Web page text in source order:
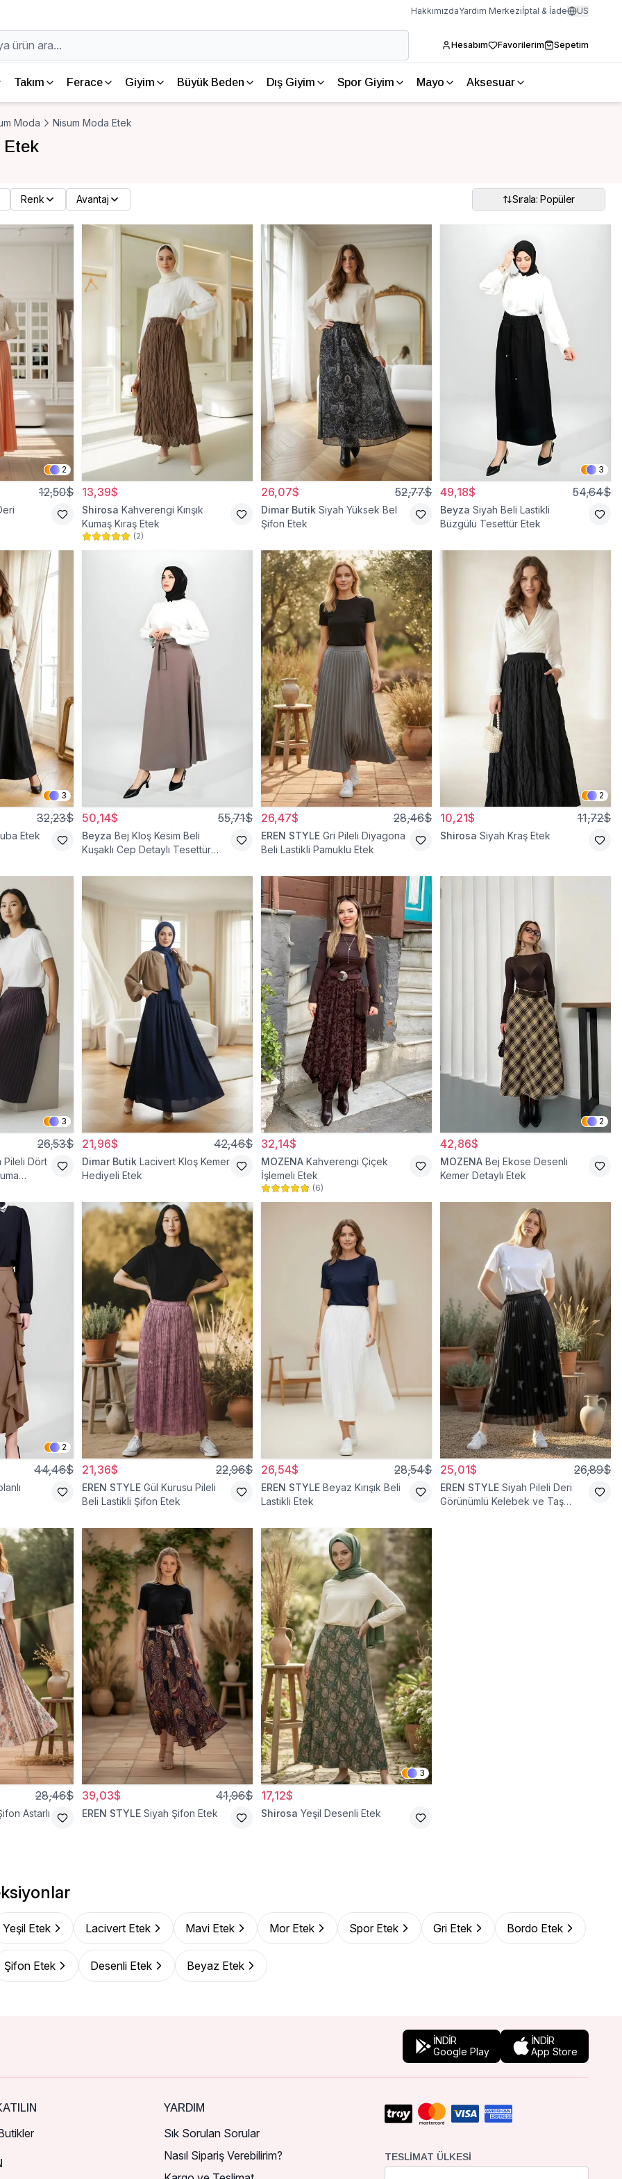
HakkımızdaYardım Merkeziİptal & İade US
Hesabım Favorilerim Sepetim
Takım Ferace Giyim Büyük Beden Dış Giyim Spor Giyim Mayo Aksesuar
Moda Nisum Moda Etek
Etek
Renk Avantaj Sırala: Popüler
2
12,50$ 13,39$
Shirosa Kahverengi Kırışık
Kumaş Kıraş Etek
(2)
26,07$ 52,77$
Dimar Butik Siyah Yüksek Bel
Şifon Etek
3
49,18$ 54,64$
Beyza Siyah Beli Lastikli
Büzgülü Tesettür Etek
3
32,23$
Etek
50,14$ 55,71$
Beyza Bej Kloş Kesim Beli
Kuşaklı Cep Detaylı Tesettür
26,47$ 28,46$
EREN STYLE Gri Pileli Diyagona
Beli Lastikli Pamuklu Etek
2
10,21$ 11,72$
Shirosa Siyah Kraş Etek
3
26,53$
Pileli Dört
21,96$ 42,46$
Dimar Butik Lacivert Kloş Kemer
Hediyeli Etek
32,14$
MOZENA Kahverengi Çiçek
İşlemeli Etek
(6)
2
42,86$
MOZENA Bej Ekose Desenli
Kemer Detaylı Etek
2
44,46$ 21,36$ 22,96$
EREN STYLE Gül Kurusu Pileli
Beli Lastikli Şifon Etek
26,54$ 28,54$
EREN STYLE Beyaz Kırışık Beli
Lastikli Etek
25,01$ 26,89$
EREN STYLE Siyah Pileli Deri
Görünümlü Kelebek ve Taş
28,46$
Astarlı
39,03$ 41,96$
EREN STYLE Siyah Şifon Etek
3
17,12$
Shirosa Yeşil Desenli Etek
Yeşil Etek Lacivert Etek Mavi Etek Mor Etek Spor Etek Gri Etek Bordo Etek
Şifon Etek Desenli Etek Beyaz Etek
İNDİR
Google Play
İNDİR
App Store
YARDIM
Sık Sorulan Sorular
Nasıl Sipariş Verebilirim?
TESLIMAT ÜLKESI